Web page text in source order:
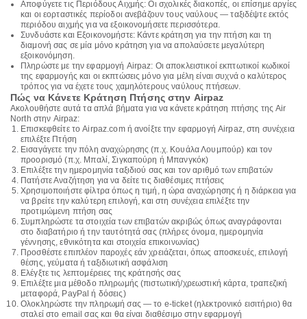
Αποφύγετε τις Περιόδους Αιχμής: Οι σχολικές διακοπές, οι επίσημε αργίες
και οι εορταστικές περίοδοι ανεβάζουν τους ναύλους — ταξιδέψτε εκτός
περιόδου αιχμής για να εξοικονομήσετε περισσότερα.
Συνδυάστε και Εξοικονομήστε: Κάντε κράτηση για την πτήση και τη
διαμονή σας σε μία μόνο κράτηση για να απολαύσετε μεγαλύτερη
εξοικονόμηση.
Πληρώστε με την εφαρμογή Airpaz: Οι αποκλειστικοί εκπτωτικοί κωδικοί
της εφαρμογής και οι εκπτώσεις μόνο για μέλη είναι συχνά ο καλύτερος
τρόπος για να έχετε τους χαμηλότερους ναύλους πτήσεων.
Πώς να Κάνετε Κράτηση Πτήσης στην Airpaz
Ακολουθήστε αυτά τα απλά βήματα για να κάνετε κράτηση πτήσης της Air
North στην Airpaz:
Επισκεφθείτε το Airpaz.com ή ανοίξτε την εφαρμογή Airpaz, στη συνέχεια
επιλέξτε Πτήση
Εισαγάγετε την πόλη αναχώρησης (π.χ. Κουάλα Λουμπούρ) και τον
προορισμό (π.χ. Μπαλί, Σιγκαπούρη ή Μπανγκόκ)
Επιλέξτε την ημερομηνία ταξιδιού σας και τον αριθμό των επιβατών
Πατήστε Αναζήτηση για να δείτε τις διαθέσιμες πτήσεις
Χρησιμοποιήστε φίλτρα όπως η τιμή, η ώρα αναχώρησης ή η διάρκεια για
να βρείτε την καλύτερη επιλογή, και στη συνέχεια επιλέξτε την
προτιμώμενη πτήση σας
Συμπληρώστε τα στοιχεία των επιβατών ακριβώς όπως αναγράφονται
στο διαβατήριο ή την ταυτότητά σας (πλήρες όνομα, ημερομηνία
γέννησης, εθνικότητα και στοιχεία επικοινωνίας)
Προσθέστε επιπλέον παροχές εάν χρειάζεται, όπως αποσκευές, επιλογή
θέσης, γεύματα ή ταξιδιωτική ασφάλιση
Ελέγξτε τις λεπτομέρειες της κράτησής σας
Επιλέξτε μια μέθοδο πληρωμής (πιστωτική/χρεωστική κάρτα, τραπεζική
μεταφορά, PayPal ή δόσεις)
Ολοκληρώστε την πληρωμή σας — το e-ticket (ηλεκτρονικό εισιτήριο) θα
σταλεί στο email σας και θα είναι διαθέσιμο στην εφαρμογή